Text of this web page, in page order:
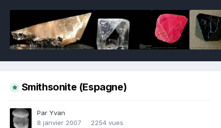
Smithsonite (Espagne)
Par Yvan
8 janvier 2007
2254 vues